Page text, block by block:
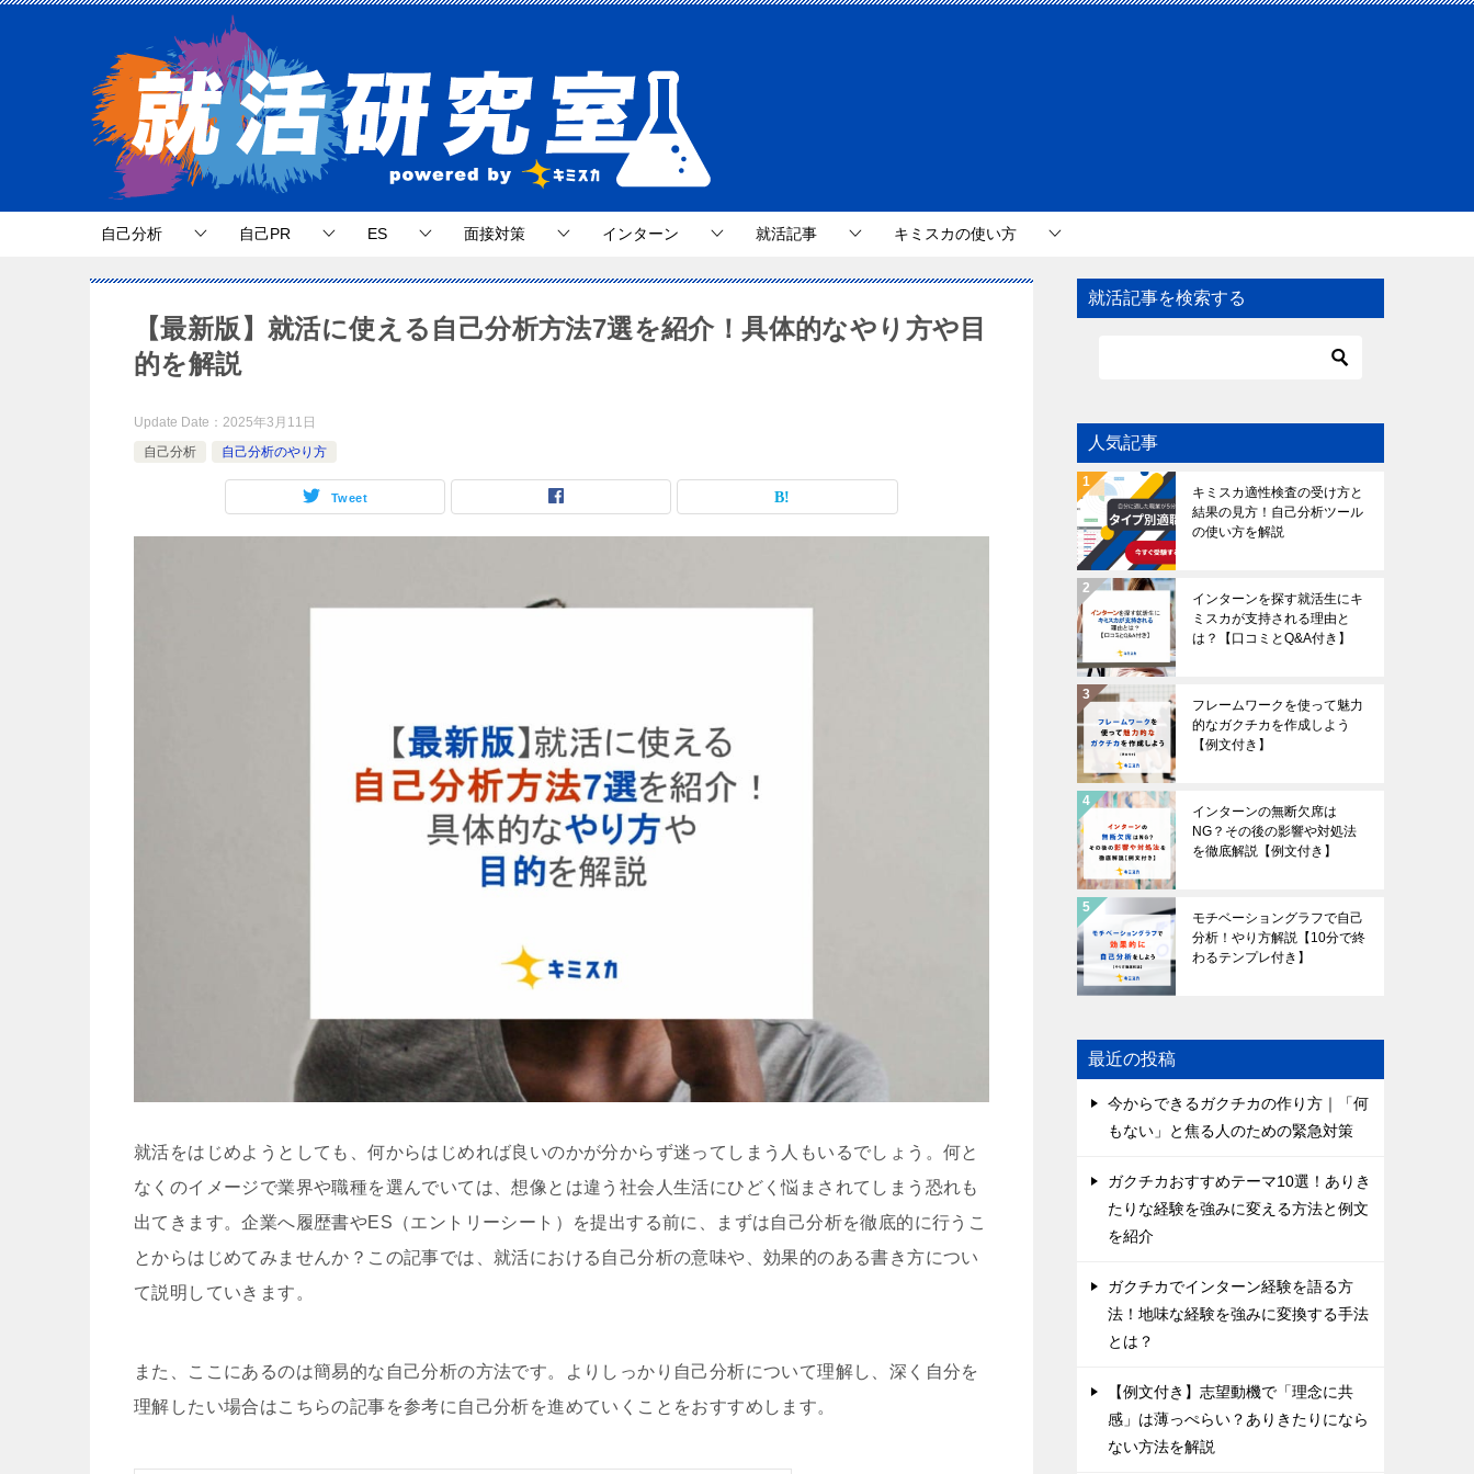
自己分析 自己PR ES 面接対策 インターン 就活記事 キミスカの使い方
【最新版】就活に使える自己分析方法7選を紹介！具体的なやり方や目
的を解説
Update Date： 2025年3月11日
自己分析
自己分析のやり方
Tweet
就活をはじめようとしても、何からはじめれば良いのかが分からず迷ってしまう人もいるでしょう。何と
なくのイメージで業界や職種を選んでいては、想像とは違う社会人生活にひどく悩まされてしまう恐れも
出てきます。企業へ履歴書やES（エントリーシート）を提出する前に、まずは自己分析を徹底的に行うこ
とからはじめてみませんか？この記事では、就活における自己分析の意味や、効果的のある書き方につい
て説明していきます。
また、ここにあるのは簡易的な自己分析の方法です。よりしっかり自己分析について理解し、深く自分を
理解したい場合はこちらの記事を参考に自己分析を進めていくことをおすすめします。
就活記事を検索する
人気記事
キミスカ適性検査の受け方と
結果の見方！自己分析ツール
の使い方を解説
インターンを探す就活生にキ
ミスカが支持される理由と
は？【口コミとQ&A付き】
フレームワークを使って魅力
的なガクチカを作成しよう
【例文付き】
インターンの無断欠席は
NG？その後の影響や対処法
を徹底解説【例文付き】
モチベーショングラフで自己
分析！やり方解説【10分で終
わるテンプレ付き】
最近の投稿
今からできるガクチカの作り方｜「何
もない」と焦る人のための緊急対策
ガクチカおすすめテーマ10選！ありき
たりな経験を強みに変える方法と例文
を紹介
ガクチカでインターン経験を語る方
法！地味な経験を強みに変換する手法
とは？
【例文付き】志望動機で「理念に共
感」は薄っぺらい？ありきたりになら
ない方法を解説